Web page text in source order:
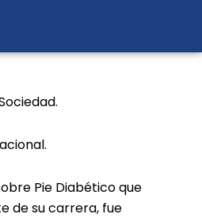
Pie Diabético que
de su carrera, fue